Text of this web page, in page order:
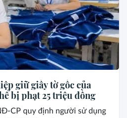
giữ giấy tờ gốc của
bị phạt 25 triệu đồng
CP quy định người sử dụng